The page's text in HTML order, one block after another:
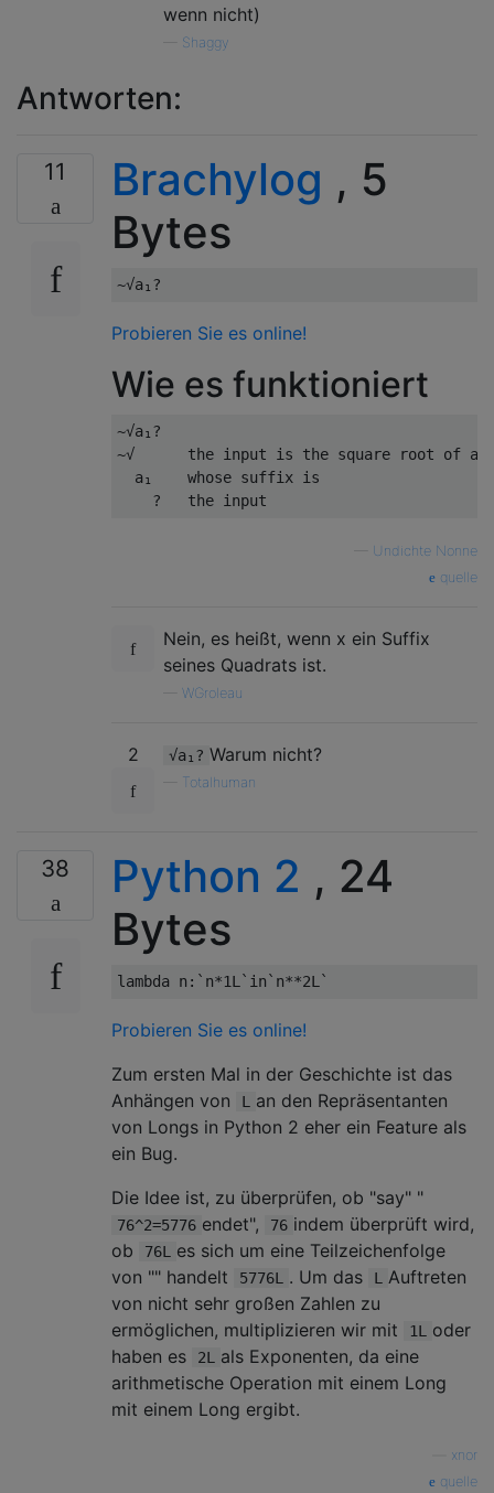
wenn nicht)
Shaggy
Antworten:
11 Brachylog , 5
Bytes
Probieren Sie es online!
Wie es funktioniert
~√a₁?
~√      the input is the square root of a
  a₁    whose suffix is
Undichte Nonne
quelle
Nein, es heißt, wenn x ein Suffix
seines Quadrats ist.
WGroleau
2 √a₁? Warum nicht?
Totalhuman
38 Python 2 , 24
Bytes
lambda n :` n*1L ` in ` n**2L `
Probieren Sie es online!
Zum ersten Mal in der Geschichte ist das
Anhängen von
L
an den Repräsentanten
von Longs in Python 2 eher ein Feature als
ein Bug.
Die Idee ist, zu überprüfen, ob "say" "
76^2=5776 endet", 76 indem überprüft wird,
ob
76L
es sich um eine Teilzeichenfolge
von "" handelt
5776L . Um das L
Auftreten
von nicht sehr großen Zahlen zu
ermöglichen, multiplizieren wir mit
1L
oder
haben es
2L
als Exponenten, da eine
arithmetische Operation mit einem Long
mit einem Long ergibt.
xnor
quelle